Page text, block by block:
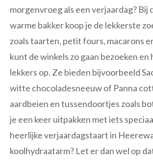
morgenvroeg als een verjaardag? Bij
warme bakker koop je de lekkerste
zoals taarten, petit fours, macarons
kunt de winkels zo gaan bezoeken
lekkers op. Ze bieden bijvoorbeeld
witte chocoladesneeuw of Panna
aardbeien en tussendoortjes zoals
je een keer uitpakken met iets
heerlijke verjaardagstaart in
koolhydraatarm? Let er dan wel op